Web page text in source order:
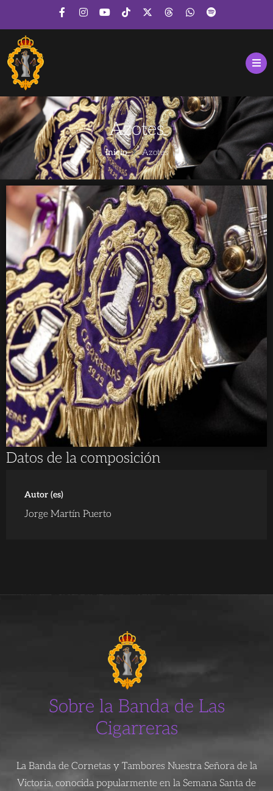
Azotes
Inicio Azotes
Datos de la composición
Autor (es)
Jorge Martín Puerto
Sobre la Banda de Las
Cigarreras
La Banda de Cornetas y Tambores Nuestra Señora de la
Victoria, conocida popularmente en la Semana Santa de